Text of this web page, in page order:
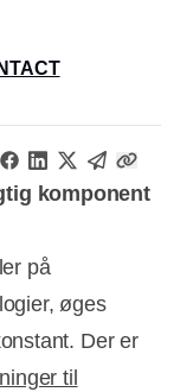
komponent
på
øges
Der er
til